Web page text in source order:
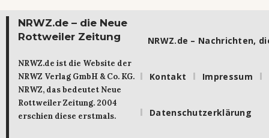
NRWZ.de – die Neue
Rottweiler Zeitung
NRWZ.de ist die Website der
NRWZ Verlag GmbH & Co. KG.
NRWZ, das bedeutet Neue
Rottweiler Zeitung. 2004
erschien diese erstmals.
NRWZ.de – Nachrichten,
Kontakt Impressum
Datenschutzerklärung